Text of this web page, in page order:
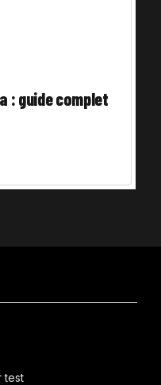
: guide complet
test